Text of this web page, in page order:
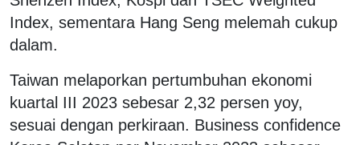
Index, sementara Hang Seng melemah cukup
dalam.
Taiwan melaporkan pertumbuhan ekonomi
kuartal III 2023 sebesar 2,32 persen yoy,
sesuai dengan perkiraan. Business confidence